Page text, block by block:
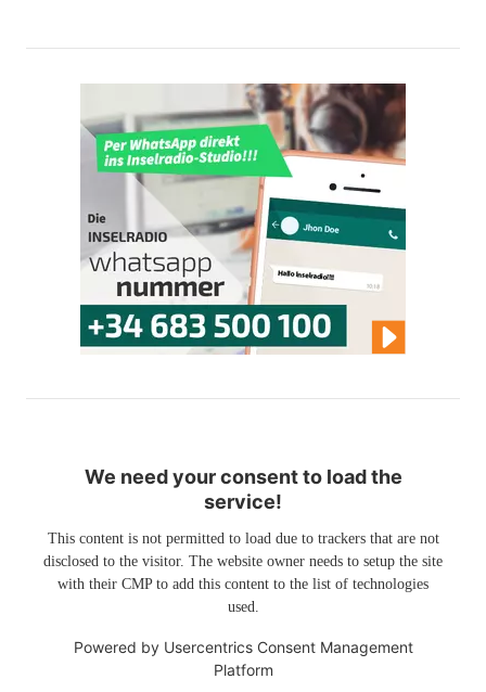
We need your consent to load the
service!
This content is not permitted to load due to trackers that are not
disclosed to the visitor. The website owner needs to setup the site
with their CMP to add this content to the list of technologies
used.
Powered by Usercentrics Consent Management
Platform